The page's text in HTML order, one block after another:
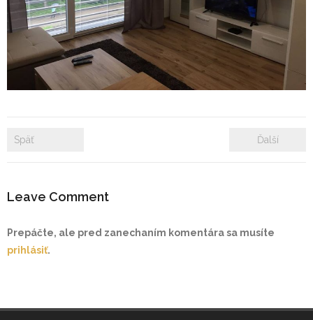
- Zámkové dlažby
- Rekonštrukcie bytových a nebytových priestorov
- Plastové okná a dvere
Späť Ďalší
Leave Comment
Prepáčte, ale pred zanechaním komentára sa musíte
prihlásiť.